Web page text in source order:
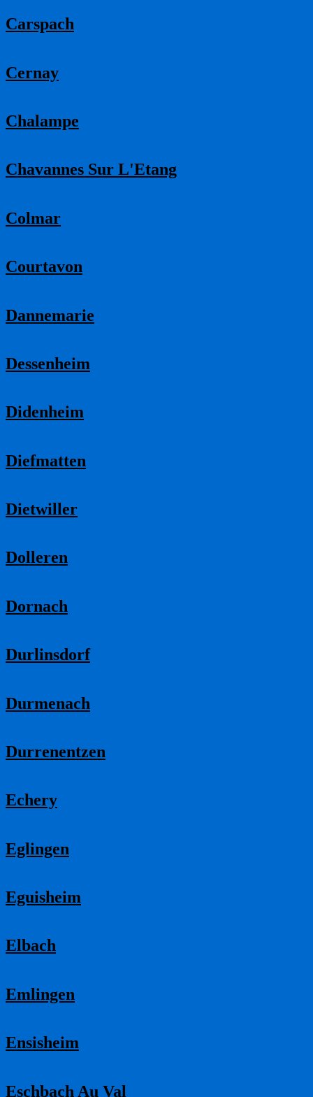
Carspach
Cernay
Chalampe
Chavannes Sur L'Etang
Colmar
Courtavon
Dannemarie
Dessenheim
Didenheim
Diefmatten
Dietwiller
Dolleren
Dornach
Durlinsdorf
Durmenach
Durrenentzen
Echery
Eglingen
Eguisheim
Elbach
Emlingen
Ensisheim
Eschbach Au Val